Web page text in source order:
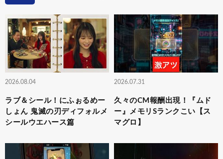
2026.08.04
ラブ＆シール！にふぉるめー
しょん 鬼滅の刃ディフォルメ
シールウエハース篇
2026.07.31
久々のCM報酬出現！『ムド
ー』メモリSランクこい【ス
マグロ】